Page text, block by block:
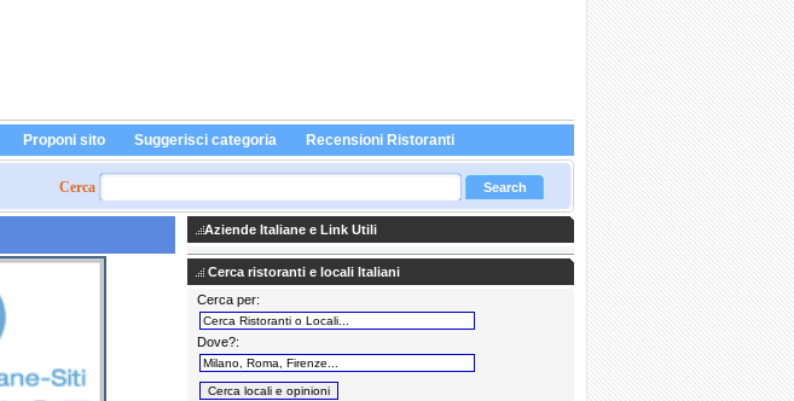
Proponi sito Suggerisci categoria Recensioni Ristoranti
Cerca
Aziende Italiane e Link Utili
Cerca ristoranti e locali Italiani
Cerca per:
Dove?: